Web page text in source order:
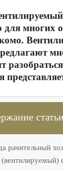
для многих
статьи
рачительный
(вентилируемый)